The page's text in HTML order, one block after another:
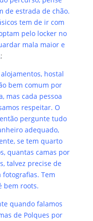
de estrada de chão.
tem de ir com
pelo locker no
mala maior e
;
hostal
bem comum por
mas cada pessoa
respeitar. O
pergunte tudo
adequado,
se tem quarto
quantas camas por
talvez precise de
Tem
bem roots.
quando falamos
de Polques por